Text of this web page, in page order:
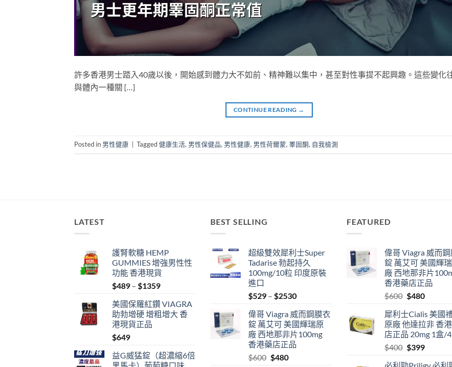
許多香港男士踏入40歲以後，開始感到體力大不如前、精神難以集中，甚至對性事提不起興趣。這些變化
與體內一種關 […]
CONTINUE READING →
Posted in 男性健康 Tagged健康生活, 男性保健品, 男性健康, 男性荷爾蒙,睪固酮, 自我檢測
LATEST
護腎軟糖 HEMP
GUMMIES 增強男性性
功能 香港現貨
$489 – $1359Price
$489
through
美國保羅紅鑽 VIAGRA
助勃增硬 增粗增大 香
港現貨正品
$649
益G威猛錠（超濃縮6倍
BEST SELLING
超級雙效犀利士Super
Tadarise 勃起持久
100mg/10粒 印度原裝
進口
$529 – $2530Price
$529
through
$2530
偉哥 Viagra 威而鋼膜衣
錠 萬艾可 美國輝瑞原
廠 西地那非片100mg
香港藥店正品
$600 Original
$480Current
FEATURED
偉哥 Viagra 威而
錠 萬艾可 美國輝
廠 西地那非片
香港藥店正品
$600 Original
was:
$600.
$480Current
is:
$480.
犀利士Cialis 美國
原廠 他達拉非 香
店正品 20mg 1盒/
$400 Original
$399Current